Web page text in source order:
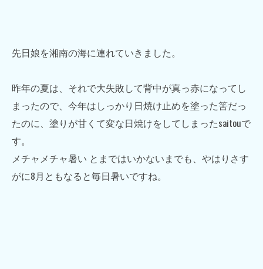
先日娘を湘南の海に連れていきました。
昨年の夏は、それで大失敗して背中が真っ赤になってし
まったので、今年はしっかり日焼け止めを塗った筈だっ
たのに、塗りが甘くて変な日焼けをしてしまったsaitouで
す。
メチャメチャ暑い とまではいかないまでも、やはりさす
がに8月ともなると毎日暑いですね。